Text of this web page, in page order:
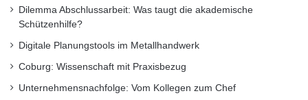
Dilemma Abschlussarbeit: Was taugt die akademische
Schützenhilfe?
Digitale Planungstools im Metallhandwerk
Coburg: Wissenschaft mit Praxisbezug
Unternehmensnachfolge: Vom Kollegen zum Chef